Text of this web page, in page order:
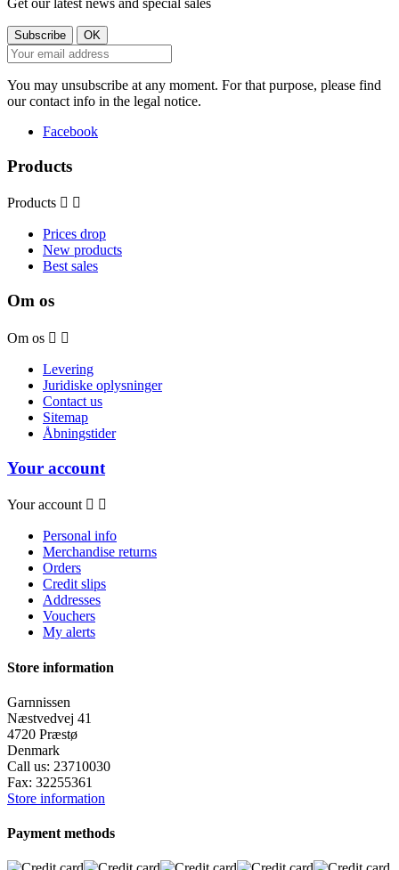
Get our latest news and special sales
You may unsubscribe at any moment. For that purpose, please find
our contact info in the legal notice.
Facebook
Products
Products  
Prices drop
New products
Best sales
Om os
Om os  
Levering
Juridiske oplysninger
Contact us
Sitemap
Åbningstider
Your account
Your account  
Personal info
Merchandise returns
Orders
Credit slips
Addresses
Vouchers
My alerts
Store information
Garnnissen
Næstvedvej 41
4720 Præstø
Denmark
Call us: 23710030
Fax: 32255361
Store information
Payment methods